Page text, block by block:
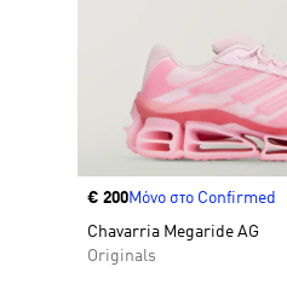
Price
€ 200Μόνο στο Confirmed
Chavarria Megaride AG
Originals